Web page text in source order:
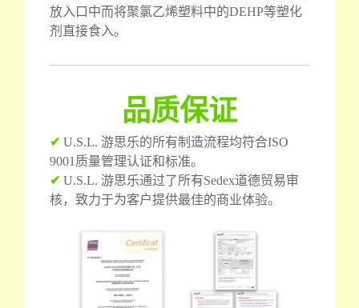
放入口中而将聚氯乙烯塑料中的DEHP等塑化
剂直接食入。
品质保证
✔ U.S.L. 游思乐的所有制造流程均符合ISO
9001质量管理认证和标准。
✔ U.S.L. 游思乐通过了所有Sedex道德贸易审
核，致力于为客户提供最佳的商业体验。